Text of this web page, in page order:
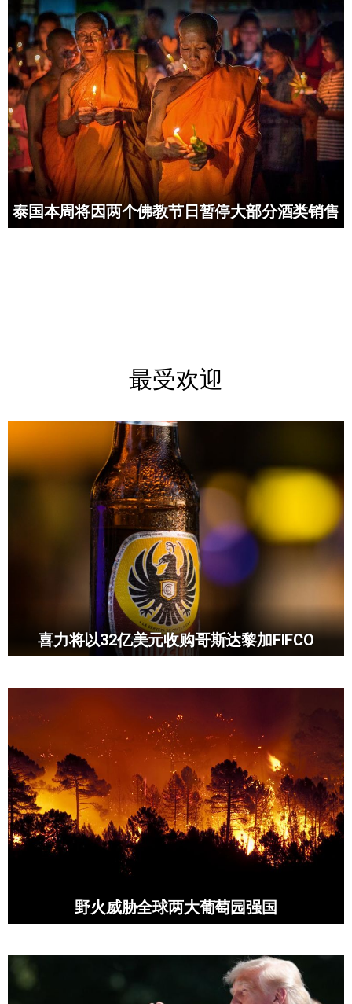
泰国本周将因两个佛教节日暂停大部分酒类销售
最受欢迎
喜力将以32亿美元收购哥斯达黎加FIFCO
野火威胁全球两大葡萄园强国